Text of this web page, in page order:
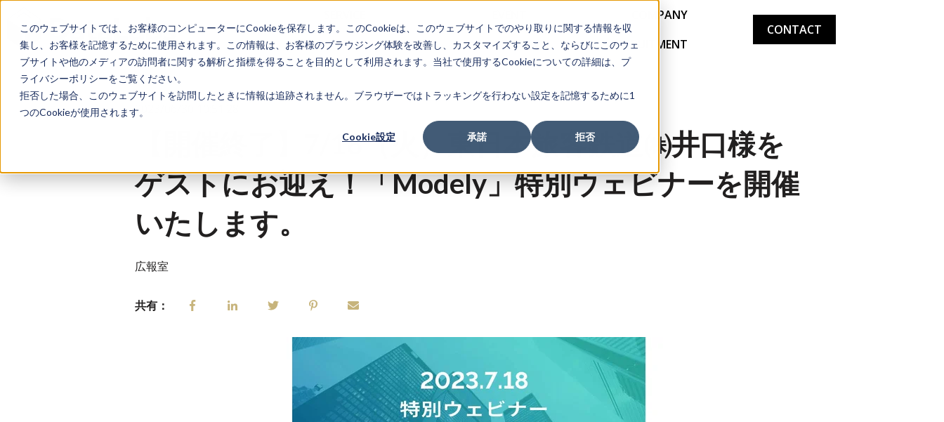
このウェブサイトでは、お客様のコンピューターにCookieを保存します。このCookieは、このウェブサイトでのやり取りに関する情報を収
集し、お客様を記憶するために使用されます。この情報は、お客様のブラウジング体験を改善し、カスタマイズすること、ならびにこのウェ
ブサイトや他のメディアの訪問者に関する解析と指標を得ることを目的として利用されます。当社で使用するCookieについての詳細は、プ
ライバシーポリシーをご覧ください。
拒否した場合、このウェブサイトを訪問したときに情報は追跡されません。ブラウザーではトラッキングを行わない設定を記憶するために1
つのCookieが使用されます。
Cookie設定 承諾 拒否
TEAM
NEWS
COMPANY
RECRUITMENT
CONTACT
2023/06/30 10:51:28
【開催終了】7/18（火）東日本旅客鉄道㈱井口様を
ゲストにお迎え！「Modely」特別ウェビナーを開催
いたします。
広報室
共有：